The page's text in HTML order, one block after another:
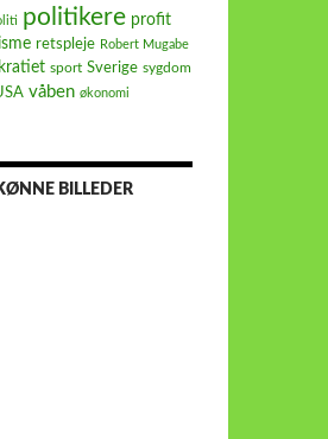
politikere profit
retspleje Robert Mugabe
sport Sverige sygdom
våben økonomi
BILLEDER